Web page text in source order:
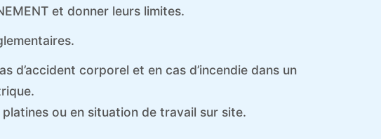
et donner leurs limites.
d’accident corporel et en cas d’incendie dans un
ou en situation de travail sur site.